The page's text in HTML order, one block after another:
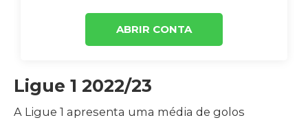
ABRIR CONTA
Ligue 1 2022/23
A Ligue 1 apresenta uma média de golos